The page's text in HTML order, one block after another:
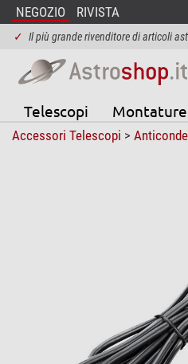
NEGOZIO RIVISTA
✓ Il più grande rivenditore di articoli
Telescopi Montature
Accessori Telescopi >